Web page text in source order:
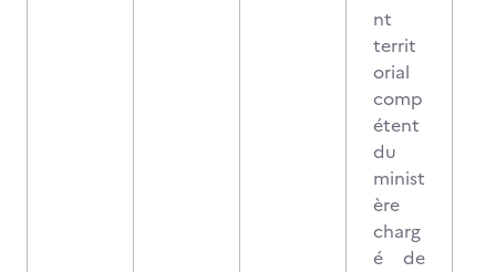
nt
territ
orial
comp
étent
du
minist
ère
charg
é de